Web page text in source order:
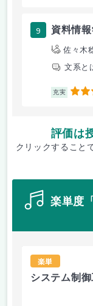
9 資料情
佐々木
文系と
充実 5
評価は
クリックすること
楽単度
楽単
システム制